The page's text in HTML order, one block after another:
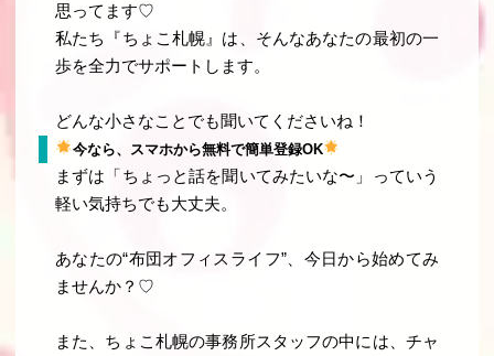
思ってます♡
私たち『ちょこ札幌』は、そんなあなたの最初の一
歩を全力でサポートします。
どんな小さなことでも聞いてくださいね！
今なら、スマホから無料で簡単登録OK
まずは「ちょっと話を聞いてみたいな〜」っていう
軽い気持ちでも大丈夫。
あなたの“布団オフィスライフ”、今日から始めてみ
ませんか？♡
また、ちょこ札幌の事務所スタッフの中には、チャ